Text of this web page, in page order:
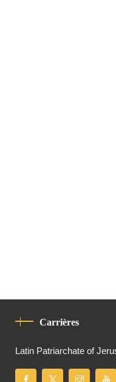
Carrières
Latin Patriarchate of